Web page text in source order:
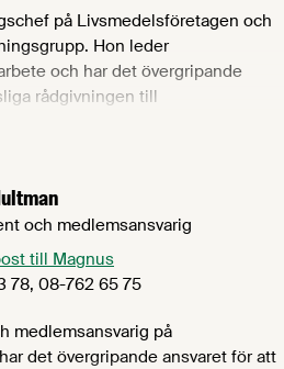
byråer under hans tid på
från civilingenjörsprogrammet
samt en fil kand i
på Livsmedelsföretagen och
Hon leder
och har det övergripande
rådgivningen till
Närmast kommer Anna från
varit förhandlingschef på
från Uppsala Universitet.
och medlemsansvarig
till Magnus
78, 08-762 65 75
medlemsansvarig på
det övergripande ansvaret för att